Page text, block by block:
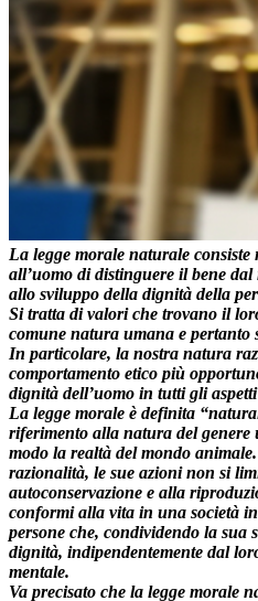
La legge morale naturale
all’uomo di distinguere il bene
allo sviluppo della dignità della
Si tratta di valori che trovano il
comune natura umana e pertanto
In particolare, la nostra natura
comportamento etico più
dignità dell’uomo in tutti gli
La legge morale è definita
riferimento alla natura del
modo la realtà del mondo
razionalità, le sue azioni non si
autoconservazione e alla
conformi alla vita in una società
persone che, condividendo la sua
dignità, indipendentemente dal
mentale.
Va precisato che la legge morale